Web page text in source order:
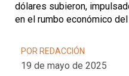
dólares subieron,
en el rumbo económico del
POR REDACCIÓN
19 de mayo de 2025